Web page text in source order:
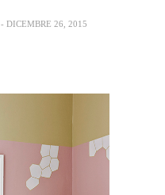
- DICEMBRE 26, 2015